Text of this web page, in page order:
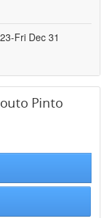
Fri Dec 31
Pinto